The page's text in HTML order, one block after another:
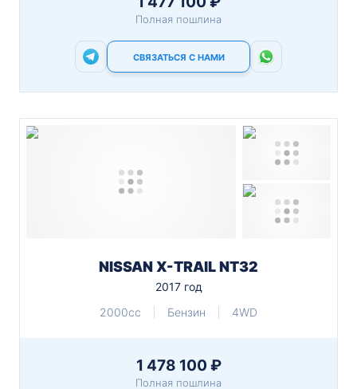
Полная пошлина
СВЯЗАТЬСЯ С НАМИ
NISSAN X-TRAIL NT32
2017 год
2000cc
Бензин 4WD
1 478 100 ₽
Полная пошлина